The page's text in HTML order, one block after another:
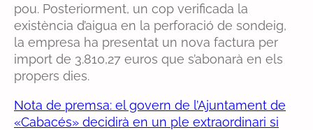
pou. Posteriorment, un cop verificada la
existència d’aigua en la perforació de sondeig,
la empresa ha presentat un nova factura per
import de 3.810,27 euros que s’abonarà en els
propers dies.
Nota de premsa: el govern de l’Ajuntament de
«Cabacés» decidirà en un ple extraordinari si